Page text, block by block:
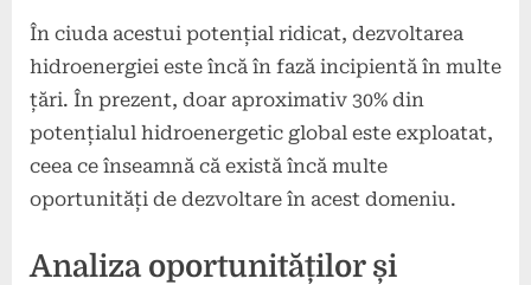
În ciuda acestui potențial ridicat, dezvoltarea
hidroenergiei este încă în fază incipientă în multe
țări. În prezent, doar aproximativ 30% din
potențialul hidroenergetic global este exploatat,
ceea ce înseamnă că există încă multe
oportunități de dezvoltare în acest domeniu.
Analiza oportunităților și